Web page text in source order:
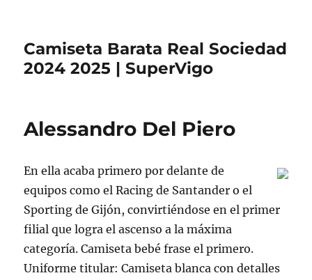
Camiseta Barata Real Sociedad
2024 2025 | SuperVigo
Alessandro Del Piero
En ella acaba primero por delante de
equipos como el Racing de Santander o el
Sporting de Gijón, convirtiéndose en el primer
filial que logra el ascenso a la máxima
categoría. Camiseta bebé frase el primero.
Uniforme titular: Camiseta blanca con detalles